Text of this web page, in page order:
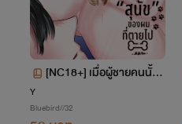
[NC18+] เมื่อผู้ชายคนนั้น
ายไป
Y
Bluebird//32